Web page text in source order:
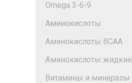
Omega 3-6-9
Аминокислоты
Аминокислоты BCAA
Аминокислоты жидкие
Витамины и минералы